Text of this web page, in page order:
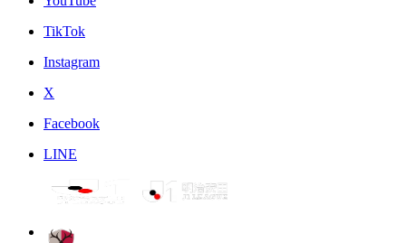
TikTok
Instagram
X
Facebook
LINE